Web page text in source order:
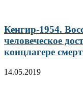
Кенгир-1954.
человеческое
концлагере
14.05.2019